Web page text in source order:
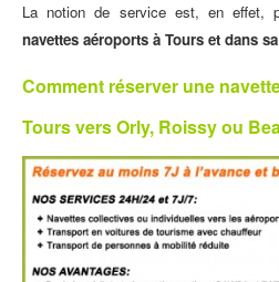
La notion de service est, en effet,
navettes aéroports à Tours et dans
Comment réserver une
Tours vers Orly, Roissy ou